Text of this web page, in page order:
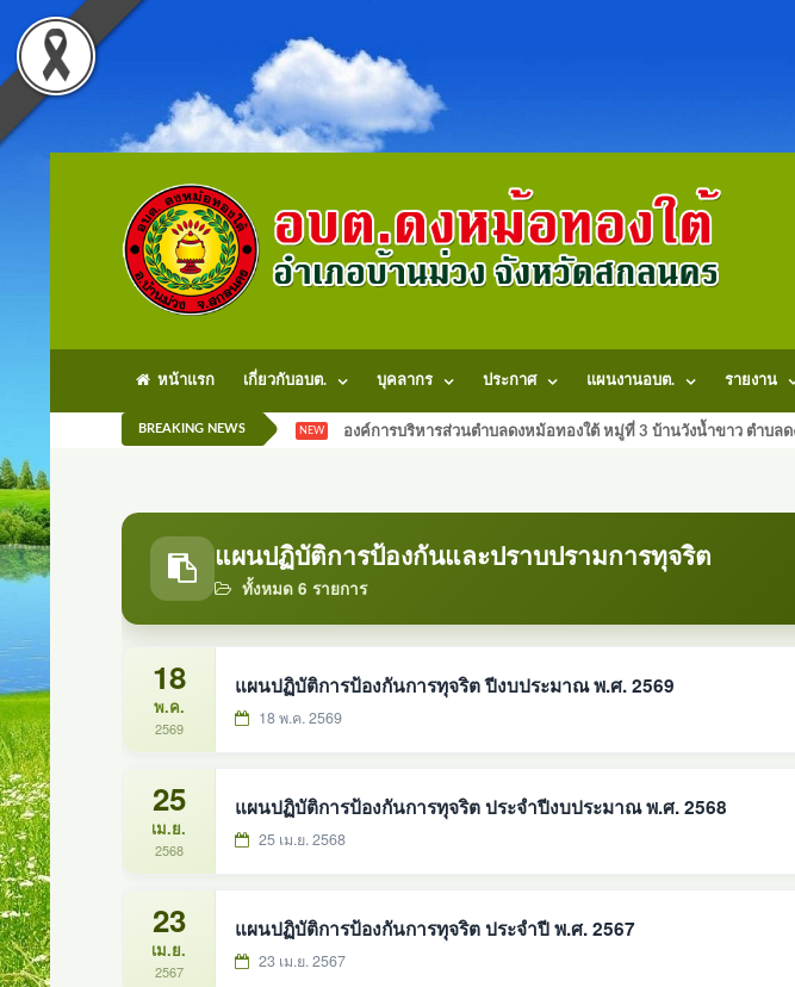
หน้าแรก เกี่ยวกับอบต. บุคลากร ประกาศ แผนงานอบต. รายงาน
BREAKING NEWS NEW องค์การบริหารส่วนตำบลดงหม้อทองใต้ หมู่ที่ 3 บ้านวังน้ำขาว ตำบล
แผนปฏิบัติการป้องกันและปราบปรามการทุจริต
ทั้งหมด 6 รายการ
18
พ.ค.
2569
แผนปฏิบัติการป้องกันการทุจริต ปีงบประมาณ พ.ศ. 2569
18 พ.ค. 2569
25
เม.ย.
2568
แผนปฏิบัติการป้องกันการทุจริต ประจำปีงบประมาณ พ.ศ. 2568
25 เม.ย. 2568
23
เม.ย.
2567
แผนปฏิบัติการป้องกันการทุจริต ประจำปี พ.ศ. 2567
23 เม.ย. 2567